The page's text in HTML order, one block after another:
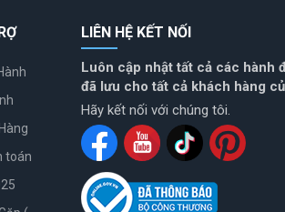
toán
LIÊN HỆ KẾT NỐI
Luôn cập nhật tất cả các hành
đã lưu cho tất cả khách hàng
Hãy kết nối với chúng tôi.